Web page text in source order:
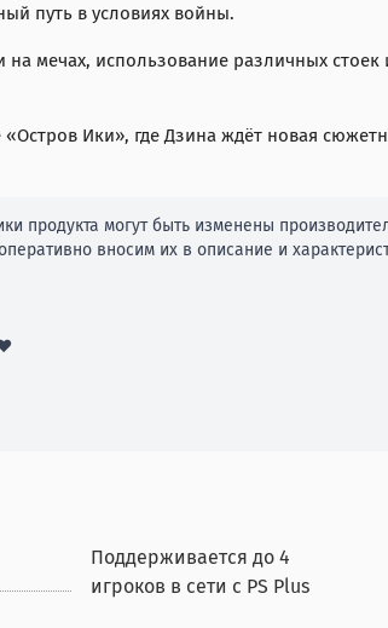
путь в условиях войны.
на мечах, использование различных
Ики», где Дзина ждёт новая
продукта могут быть изменены
вносим их в описание и
Поддерживается до 4
игроков в сети с PS Plus